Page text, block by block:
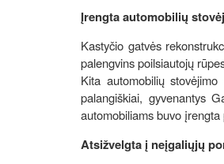
Įrengta automobilių
Kastyčio gatvės
palengvins poilsiautojų
Kita automobilių
palangiškiai, gyvenantys
automobiliams buvo
Atsižvelgta į neįgaliųjų